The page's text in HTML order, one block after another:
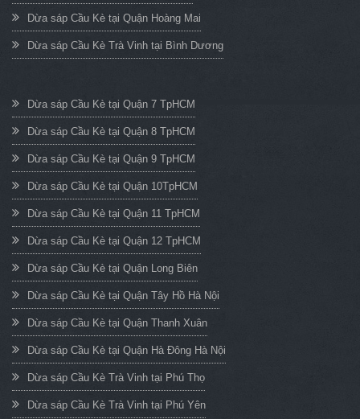
Dừa sáp Cầu Kè tại Quận Hoàng Mai
Dừa sáp Cầu Kè Trà Vinh tại Bình Dương
Dừa sáp Cầu Kè tại Quận 7 TpHCM
Dừa sáp Cầu Kè tại Quận 8 TpHCM
Dừa sáp Cầu Kè tại Quận 9 TpHCM
Dừa sáp Cầu Kè tại Quận 10TpHCM
Dừa sáp Cầu Kè tại Quận 11 TpHCM
Dừa sáp Cầu Kè tại Quận 12 TpHCM
Dừa sáp Cầu Kè tại Quận Long Biên
Dừa sáp Cầu Kè tại Quận Tây Hồ Hà Nội
Dừa sáp Cầu Kè tại Quận Thanh Xuân
Dừa sáp Cầu Kè tại Quận Hà Đông Hà Nội
Dừa sáp Cầu Kè Trà Vinh tại Phú Thọ
Dừa sáp Cầu Kè Trà Vinh tại Phú Yên